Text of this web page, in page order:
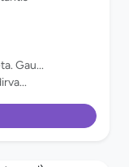
Gau...